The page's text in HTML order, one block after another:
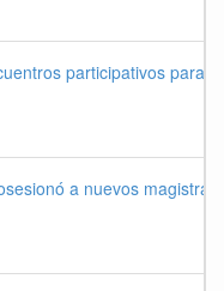
participativos para
a nuevos